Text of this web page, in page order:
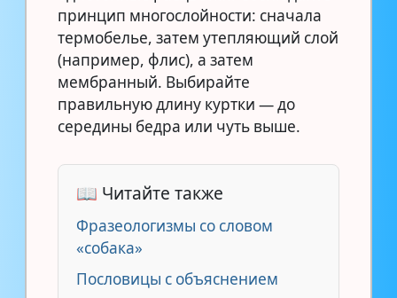
принцип многослойности: сначала
термобелье, затем утепляющий слой
(например, флис), а затем
мембранный. Выбирайте
правильную длину куртки — до
середины бедра или чуть выше.
📖 Читайте также
Фразеологизмы со словом
«собака»
Пословицы с объяснением